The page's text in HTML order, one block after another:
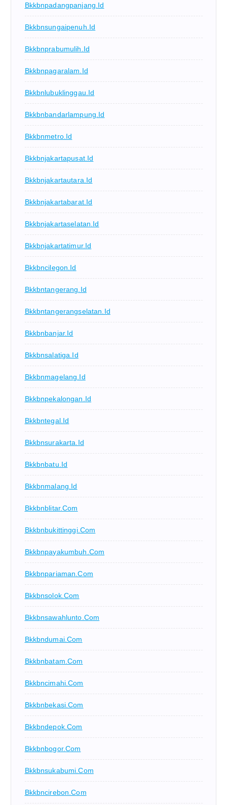
Bkkbnpadangpanjang.id
Bkkbnsungaipenuh.id
Bkkbnprabumulih.id
Bkkbnpagaralam.id
Bkkbnlubuklinggau.id
Bkkbnbandarlampung.id
Bkkbnmetro.id
Bkkbnjakartapusat.id
Bkkbnjakartautara.id
Bkkbnjakartabarat.id
Bkkbnjakartaselatan.id
Bkkbnjakartatimur.id
Bkkbncilegon.id
Bkkbntangerang.id
Bkkbntangerangselatan.id
Bkkbnbanjar.id
Bkkbnsalatiga.id
Bkkbnmagelang.id
Bkkbnpekalongan.id
Bkkbntegal.id
Bkkbnsurakarta.id
Bkkbnbatu.id
Bkkbnmalang.id
Bkkbnblitar.com
Bkkbnbukittinggi.com
Bkkbnpayakumbuh.com
Bkkbnpariaman.com
Bkkbnsolok.com
Bkkbnsawahlunto.com
Bkkbndumai.com
Bkkbnbatam.com
Bkkbncimahi.com
Bkkbnbekasi.com
Bkkbndepok.com
Bkkbnbogor.com
Bkkbnsukabumi.com
Bkkbncirebon.com